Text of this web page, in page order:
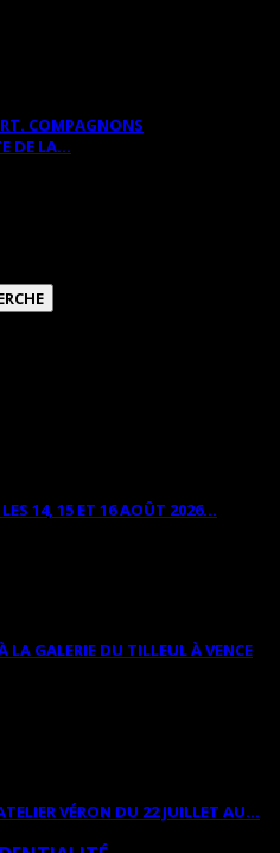
COMPAGNONS
DE LA...
14, 15 ET 16 AOÛT 2026...
LA GALERIE DU TILLEUL À VENCE
VÉRON DU 22 JUILLET AU...